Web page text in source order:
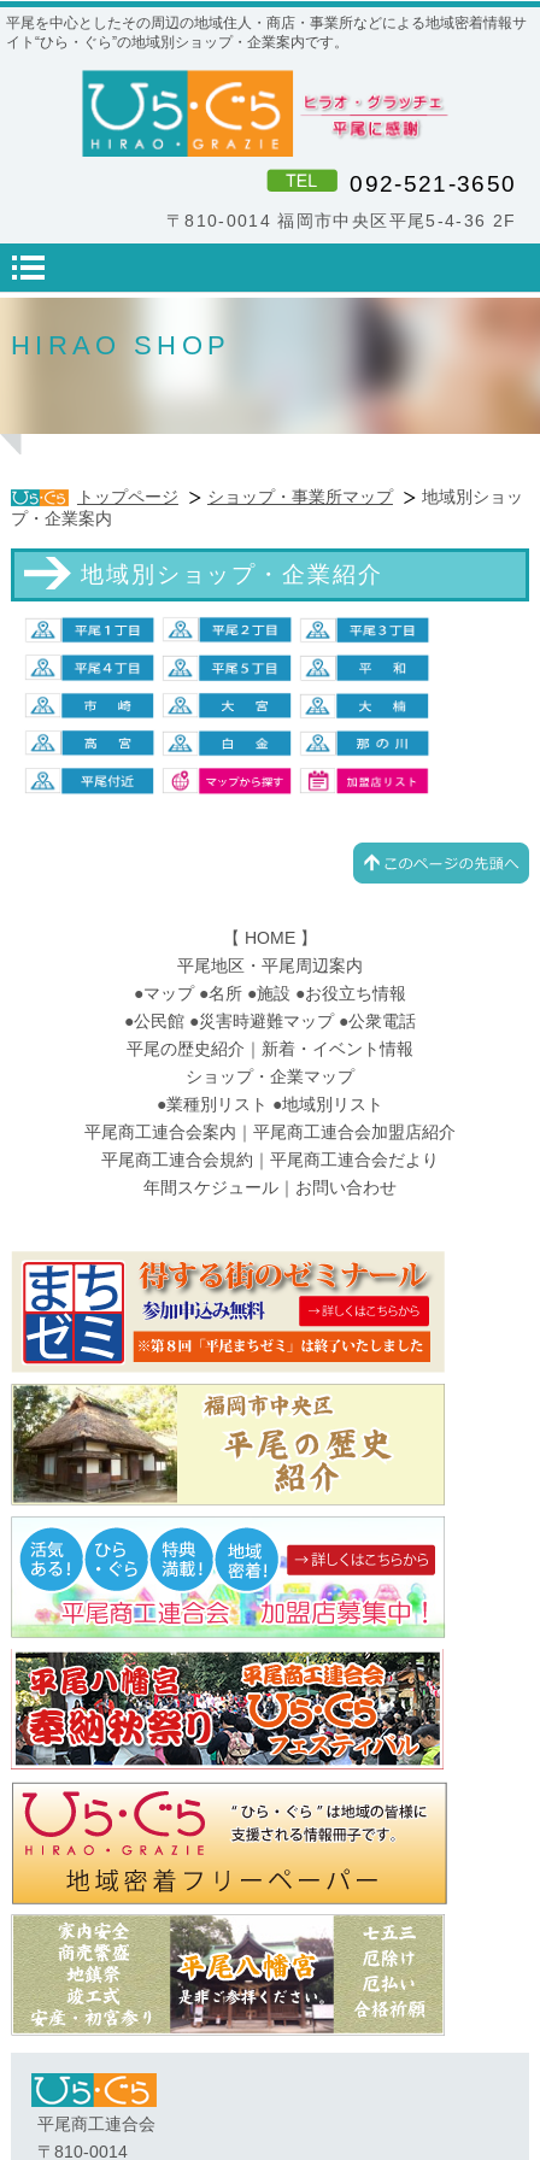
平尾を中心としたその周辺の地域住人・商店・事業所などによる地域密着情報サ
イト“ひら・ぐら”の地域別ショップ・企業案内です。
092-521-3650
〒810-0014 福岡市中央区平尾5-4-36 2F
HIRAO SHOP
トップページ ショップ・事業所マップ
地域別ショッ
プ・企業案内
地域別ショップ・企業紹介
【 HOME】
平尾地区・平尾周辺案内
●マップ●名所●施設 ●お役立ち情報
●公民館●災害時避難マップ●公衆電話
平尾の歴史紹介 ｜ 新着・イベント情報
ショップ・企業マップ
●業種別リスト ●地域別リスト
平尾商工連合会案内 ｜ 平尾商工連合会加盟店紹介
平尾商工連合会規約 ｜ 平尾商工連合会だより
年間スケジュール｜ お問い合わせ
平尾商工連合会
〒810-0014